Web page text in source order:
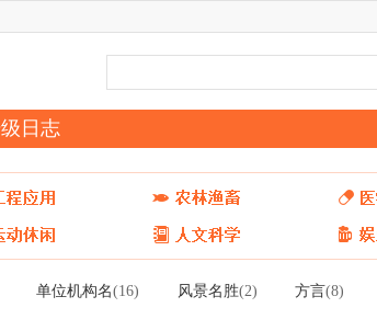
日志
单位机构名(16) 风景名胜(2) 方言(8)